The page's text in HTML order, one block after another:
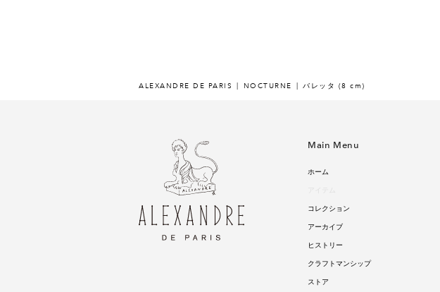
ALEXANDRE DE PARIS NOCTURNE バレッタ (8 cm)
Main Menu
ホーム
コレクション
アーカイブ
ヒストリー
クラフトマンシップ
ストア